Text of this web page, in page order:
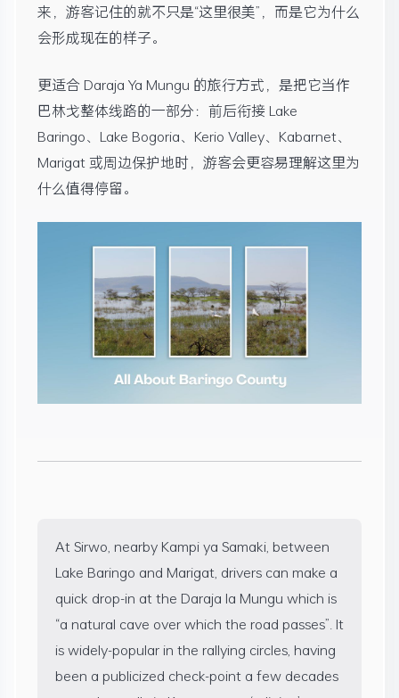
来，游客记住的就不只是“这里很美”，而是它为什么
会形成现在的样子。
更适合 Daraja Ya Mungu 的旅行方式，是把它当作
巴林戈整体线路的一部分：前后衔接 Lake
Baringo、Lake Bogoria、Kerio Valley、Kabarnet、
Marigat 或周边保护地时，游客会更容易理解这里为
什么值得停留。
At Sirwo, nearby Kampi ya Samaki, between
Lake Baringo and Marigat, drivers can make a
quick drop-in at the Daraja la Mungu which is
“a natural cave over which the road passes”. It
is widely-popular in the rallying circles, having
been a publicized check-point a few decades